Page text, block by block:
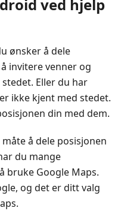
ved hjelp
ønsker å dele
invitere venner og
Eller du har
ikke kjent med stedet.
din med dem.
å dele posisjonen
du mange
bruke Google Maps.
og det er ditt valg